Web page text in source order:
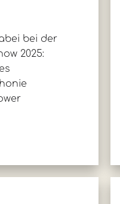
bei der
2025: